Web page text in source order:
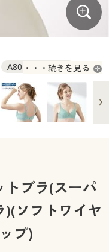
A80 ◎ 在庫あり
B75 ◎ 在庫あり
C70 ◎ 在庫あり
C85 ◎ 在庫あり
続きを見る
トブラ(スーパ
ソフトワイヤ
プ)